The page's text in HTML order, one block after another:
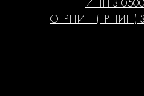
ОГРНИП (ГРНИП)